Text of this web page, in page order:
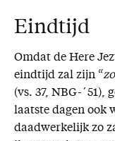
Eindtijd
Omdat de Here
eindtijd zal zijn “
(vs. 37, NBG-´51),
laatste dagen ook
daadwerkelijk zo